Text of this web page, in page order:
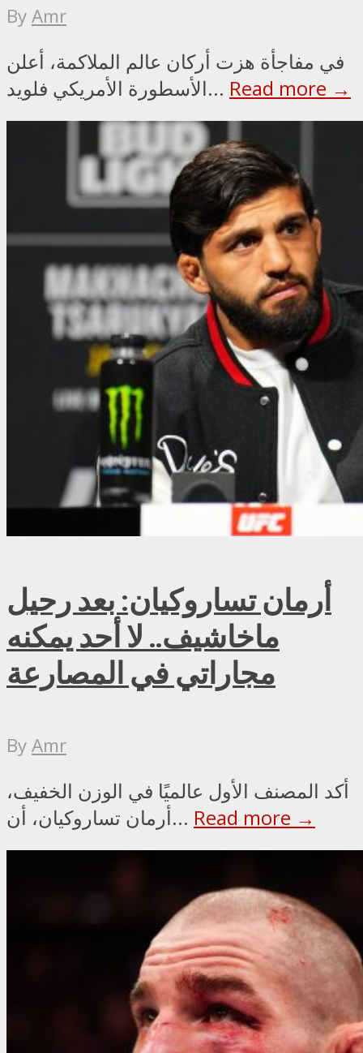
ByAmr
في مفاجأة هزت أركان عالم الملاكمة، أعلن
الأسطورة الأمريكي فلويد... Read more →
أرمان تساروكيان: بعد رحيل
ماخاشيف.. لا أحد يمكنه
مجاراتي في المصارعة
ByAmr
أكد المصنف الأول عالميًا في الوزن الخفيف،
أرمان تساروكيان، أن... Read more →